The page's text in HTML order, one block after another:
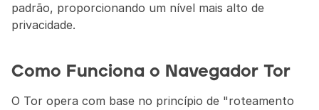
padrão, proporcionando um nível mais alto de
privacidade.
Como Funciona o Navegador Tor
O Tor opera com base no princípio de "roteamento